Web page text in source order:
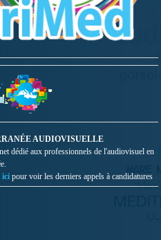
AUDIOVISUELLE
dédié aux professionnels de l'audiovisuel en
ici pour voir les derniers appels à candidatures